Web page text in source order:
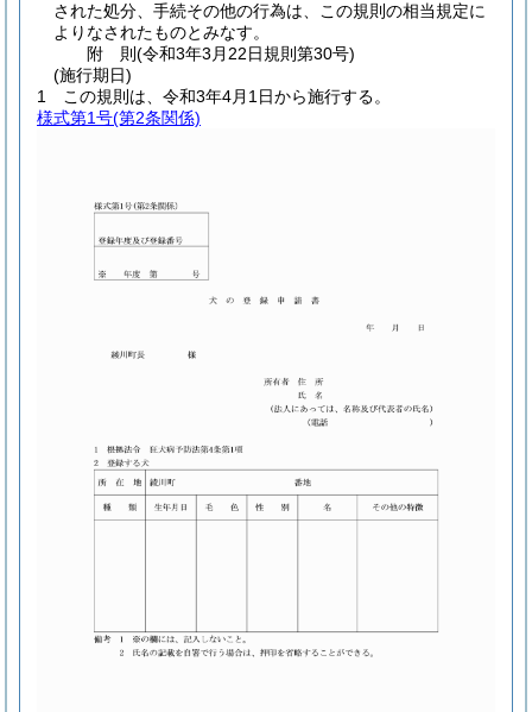
された処分、手続その他の行為は、この規則の相当規定に
よりなされたものとみなす。
附 則(令和3年3月22日規則第30号)
(施行期日)
1
この規則は、令和3年4月1日から施行する。
様式第1号(第2条関係)